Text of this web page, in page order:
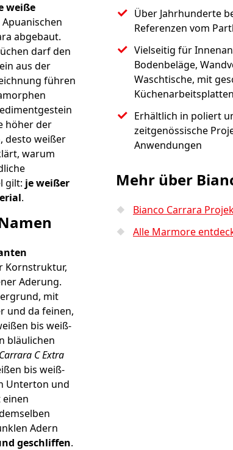
weiße
abgebaut.
darf den
aus der
führen
höher der
desto weißer
warum
gilt: je weißer
.
Kornstruktur,
Aderung.
mit
und da feinen,
bis weiß-
bläulichen
C Extra
bis weiß-
Unterton und
Adern
geschliffen.
Über Jahrhunderte
Referenzen vom
Vielseitig für
Bodenbeläge,
Waschtische, mit
Erhältlich in poliert
zeitgenössische
Anwendungen
Mehr über
Bianco Carrara
Alle Marmore